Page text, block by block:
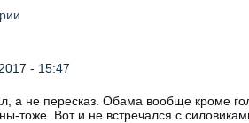
- 15:47
а не пересказ. Обама вообще кроме
тоже. Вот и не встречался с